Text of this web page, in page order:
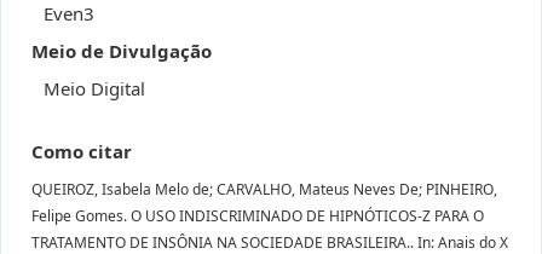
Even3
Meio de Divulgação
Meio Digital
Como citar
QUEIROZ, Isabela Melo de; CARVALHO, Mateus Neves De; PINHEIRO,
Felipe Gomes. O USO INDISCRIMINADO DE HIPNÓTICOS-Z PARA O
TRATAMENTO DE INSÔNIA NA SOCIEDADE BRASILEIRA.. In: Anais do X